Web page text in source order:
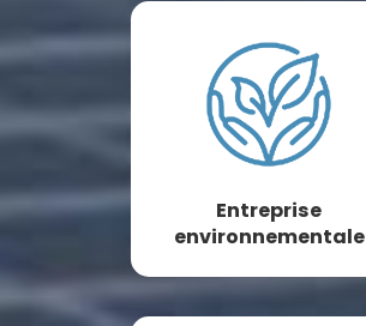
Entreprise
environnementale